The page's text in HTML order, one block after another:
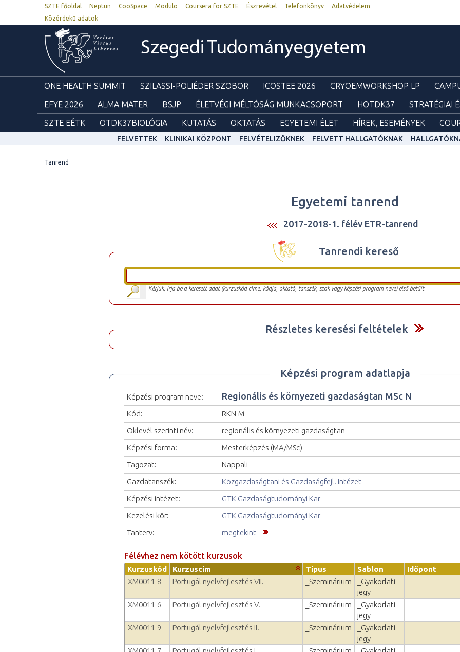
SZTE főoldal Neptun CooSpace Modulo Coursera for SZTE Észrevétel Telefonkönyv
Adatvédelem
Közérdekű adatok
Szegedi Tudományegyetem
ONE HEALTH SUMMIT SZILASSI-POLIÉDER SZOBOR ICOSTEE 2026 CRYOEMWORKSHOP LP
EFYE 2026
ALMA MATER BSJP ÉLETVÉGI MÉLTÓSÁG MUNKACSOPORT HOTDK37 STRATÉGIAI
SZTE EÉTK
OTDK37BIOLÓGIA KUTATÁS OKTATÁS EGYETEMI ÉLET HÍREK, ESEMÉNYEK
FELVETTEK KLINIKAI KÖZPONT FELVÉTELIZŐKNEK FELVETT HALLGATÓKNAK
Tanrend
Egyetemi tanrend
2017-2018-1. félév ETR-tanrend
Tanrendi kereső
Kérjük, írja be a keresett adat (kurzuskód címe, kódja, oktató, tanszék, szak vagy képzési program neve) első betűit.
Részletes keresési feltételek
Képzési program adatlapja
Képzési program neve: Regionális és környezeti gazdaságtan MSc N
Kód:
RKN-M
Oklevél szerinti név:
regionális és környezeti gazdaságtan
Képzési forma:
Mesterképzés (MA/MSc)
Tagozat:
Nappali
Gazdatanszék:
Közgazdaságtani és Gazdaságfejl. Intézet
Képzési intézet:
GTK Gazdaságtudományi Kar
Kezelési kör:
GTK Gazdaságtudományi Kar
Tanterv:
megtekint
Félévhez nem kötött kurzusok
Kurzuskód Kurzuscím Típus Sablon Időpont
XM0011-8
Portugál nyelvfejlesztés VII. _Szeminárium
_Gyakorlati
jegy
XM0011-6
Portugál nyelvfejlesztés V. _Szeminárium
_Gyakorlati
jegy
XM0011-9
Portugál nyelvfejlesztés II. _Szeminárium
_Gyakorlati
jegy